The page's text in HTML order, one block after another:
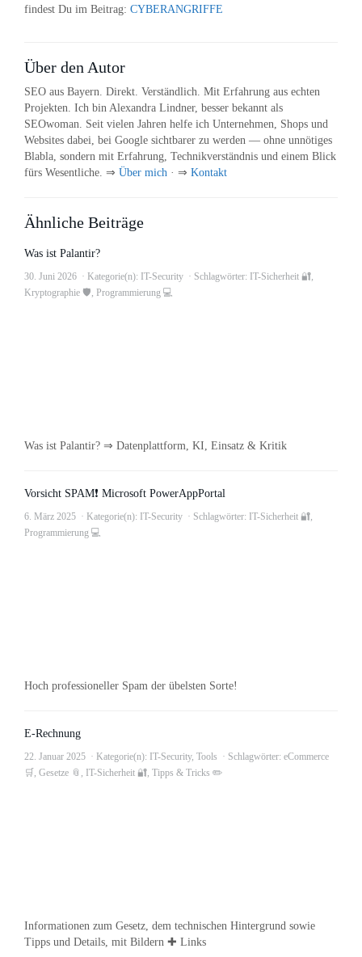
findest Du im Beitrag: CYBERANGRIFFE
Über den Autor
SEO aus Bayern. Direkt. Verständlich. Mit Erfahrung aus echten
Projekten. Ich bin Alexandra Lindner, besser bekannt als
SEOwoman. Seit vielen Jahren helfe ich Unternehmen, Shops und
Websites dabei, bei Google sichtbarer zu werden — ohne unnötiges
Blabla, sondern mit Erfahrung, Technikverständnis und einem Blick
fürs Wesentliche. ⇒ Über mich · ⇒ Kontakt
Ähnliche Beiträge
Was ist Palantir?
30. Juni 2026 Kategorie(n): IT-Security Schlagwörter: IT-Sicherheit 🔐,
Kryptographie 🛡, Programmierung 💻
Was ist Palantir? ⇒ Datenplattform, KI, Einsatz & Kritik
Vorsicht SPAM❗ Microsoft PowerAppPortal
6. März 2025 Kategorie(n): IT-Security Schlagwörter: IT-Sicherheit 🔐,
Programmierung 💻
Hoch professioneller Spam der übelsten Sorte!
E-Rechnung
22. Januar 2025 Kategorie(n): IT-Security, Tools Schlagwörter: eCommerce
🛒, Gesetze 📎 , IT-Sicherheit 🔐, Tipps & Tricks ✏️
Informationen zum Gesetz, dem technischen Hintergrund sowie
Tipps und Details, mit Bildern ✚ Links